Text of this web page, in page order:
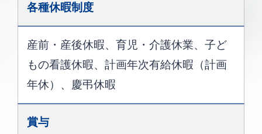
各種休暇制度
産前・産後休暇、育児・介護休業、子ど
もの看護休暇、計画年次有給休暇（計画
年休）、慶弔休暇
賞与